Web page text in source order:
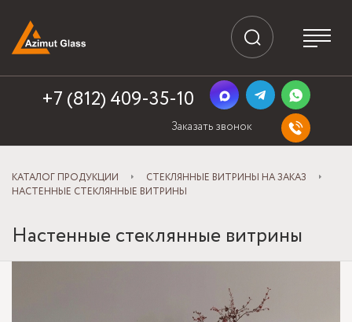
+7 (812) 409-35-10
Заказать звонок
КАТАЛОГ ПРОДУКЦИИ
СТЕКЛЯННЫЕ ВИТРИНЫ НА ЗАКАЗ
НАСТЕННЫЕ СТЕКЛЯННЫЕ ВИТРИНЫ
Настенные стеклянные витрины